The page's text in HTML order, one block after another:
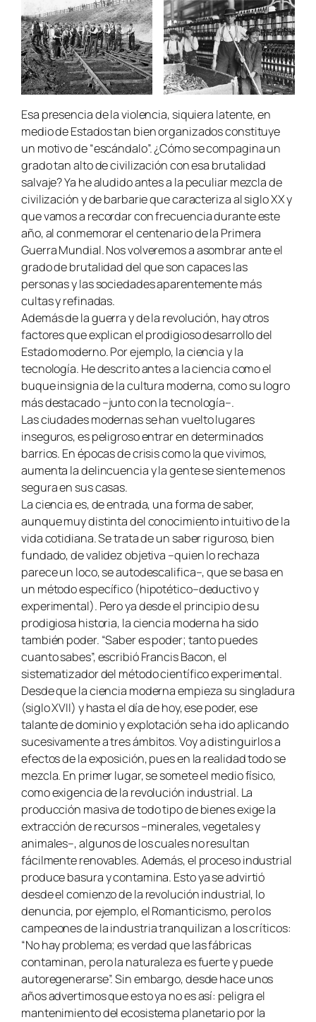
Esa presencia de la violencia, siquiera latente, en
medio de Estados tan bien organizados constituye
un motivo de “escándalo”. ¿Cómo se compagina un
grado tan alto de civilización con esa brutalidad
salvaje? Ya he aludido antes a la peculiar mezcla de
civilización y de barbarie que caracteriza al siglo XX y
que vamos a recordar con frecuencia durante este
año, al conmemorar el centenario de la Primera
Guerra Mundial. Nos volveremos a asombrar ante el
grado de brutalidad del que son capaces las
personas y las sociedades aparentemente más
cultas y refinadas.
Además de la guerra y de la revolución, hay otros
factores que explican el prodigioso desarrollo del
Estado moderno. Por ejemplo, la ciencia y la
tecnología. He descrito antes a la ciencia como el
buque insignia de la cultura moderna, como su logro
más destacado –junto con la tecnología–.
Las ciudades modernas se han vuelto lugares
inseguros, es peligroso entrar en determinados
barrios. En épocas de crisis como la que vivimos,
aumenta la delincuencia y la gente se siente menos
segura en sus casas.
La ciencia es, de entrada, una forma de saber,
aunque muy distinta del conocimiento intuitivo de la
vida cotidiana. Se trata de un saber riguroso, bien
fundado, de validez objetiva –quien lo rechaza
parece un loco, se autodescalifica–, que se basa en
un método específico (hipotético–deductivo y
experimental). Pero ya desde el principio de su
prodigiosa historia, la ciencia moderna ha sido
también poder. “Saber es poder; tanto puedes
cuanto sabes”, escribió Francis Bacon, el
sistematizador del método científico experimental.
Desde que la ciencia moderna empieza su singladura
(siglo XVII) y hasta el día de hoy, ese poder, ese
talante de dominio y explotación se ha ido aplicando
sucesivamente a tres ámbitos. Voy a distinguirlos a
efectos de la exposición, pues en la realidad todo se
mezcla. En primer lugar, se somete el medio físico,
como exigencia de la revolución industrial. La
producción masiva de todo tipo de bienes exige la
extracción de recursos –minerales, vegetales y
animales–, algunos de los cuales no resultan
fácilmente renovables. Además, el proceso industrial
produce basura y contamina. Esto ya se advirtió
desde el comienzo de la revolución industrial, lo
denuncia, por ejemplo, el Romanticismo, pero los
campeones de la industria tranquilizan a los críticos:
“No hay problema; es verdad que las fábricas
contaminan, pero la naturaleza es fuerte y puede
autoregenerarse”. Sin embargo, desde hace unos
años advertimos que esto ya no es así: peligra el
mantenimiento del ecosistema planetario por la